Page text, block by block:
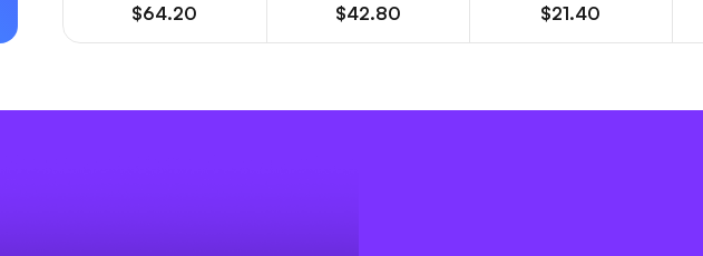
$21.40
$42.80
$64.20